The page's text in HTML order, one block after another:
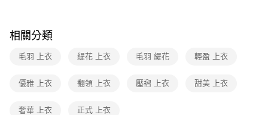
３．收到繳費通知簡訊後14天內，點擊此簡訊中的連結，可透過四大超商／
ATM／網路銀行／等多元方式進行付款，方視為交易完成。
※ 請注意：結帳手續完成當下不需立刻繳費，但若您需要取消訂單，請聯絡
購買商品的店家。未經商家同意取消之訂單仍視為有效，需透過AFTEE先享
※ 交易是否成功請以「AFTEE先享後付 」之結帳頁面顯示為準，若有關於
客戶支援中心」
https://netprotections.freshdesk.com/support/home
每筆NT$90，滿NT$3,600(含以上)免運費
離島宅配 (蘭嶼恕不配送)
相關分類
毛羽 上衣 緹花 上衣 毛羽 緹花 輕盈 上衣
優雅 上衣 翻領 上衣 壓褶 上衣 甜美 上衣
奢華 上衣 正式 上衣